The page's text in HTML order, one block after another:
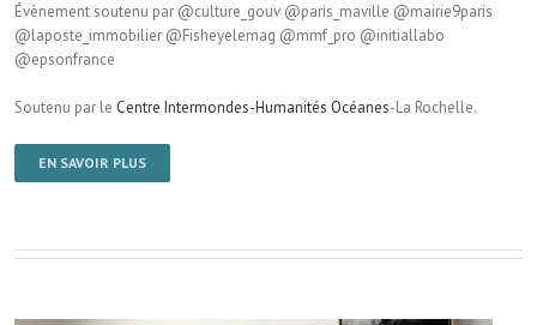
Évènement soutenu par @culture_gouv @paris_maville @mairie9paris
@laposte_immobilier @Fisheyelemag @mmf_pro @initiallabo
@epsonfrance
Soutenu par le Centre Intermondes-Humanités Océanes-La Rochelle.
EN SAVOIR PLUS